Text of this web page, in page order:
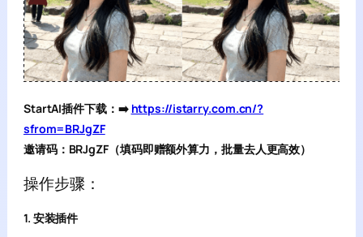
StartAI插件下载：➡️ https://istarry.com.cn/?
sfrom=BRJgZF
邀请码：BRJgZF（填码即赠额外算力，批量去人更高效）
操作步骤：
1. 安装插件